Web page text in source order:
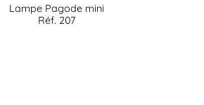
Lampe Pagode mini
Réf. 207